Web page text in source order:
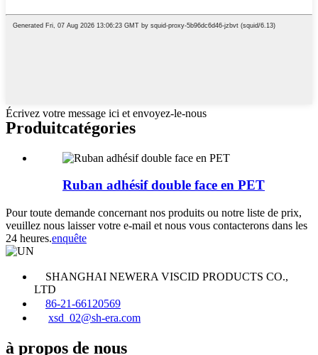
Écrivez votre message ici et envoyez-le-nous
Produitcatégories
Ruban adhésif double face en PET
Pour toute demande concernant nos produits ou notre liste de prix,
veuillez nous laisser votre e-mail et nous vous contacterons dans les
24 heures.enquête
SHANGHAI NEWERA VISCID PRODUCTS CO.,
LTD
86-21-66120569
xsd_02@sh-era.com
à propos de nous